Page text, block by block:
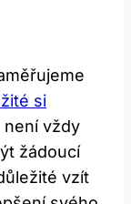
si‍
není ⁣vždy
žádoucí
vzít